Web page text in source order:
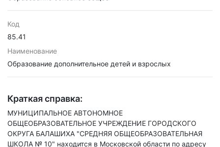
Код
85.41
Наименование
Образование дополнительное детей и взрослых
Краткая справка:
МУНИЦИПАЛЬНОЕ АВТОНОМНОЕ
ОБЩЕОБРАЗОВАТЕЛЬНОЕ УЧРЕЖДЕНИЕ ГОРОДСКОГО
ОКРУГА БАЛАШИХА "СРЕДНЯЯ ОБЩЕОБРАЗОВАТЕЛЬНАЯ
ШКОЛА № 10" находится в Московской области по адресу